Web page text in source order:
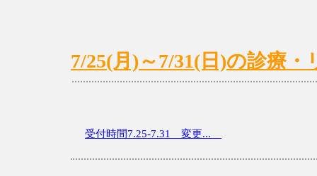
7/25(月)～7/31(日)の診療
受付時間7.25-7.31 変更...